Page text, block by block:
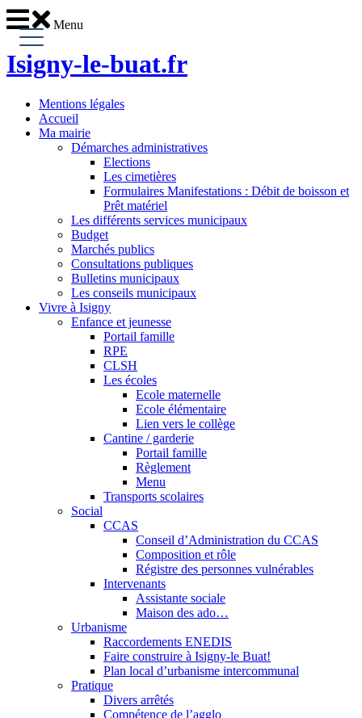
Menu
Isigny-le-buat.fr
Mentions légales
Accueil
Ma mairie
Démarches administratives
Elections
Les cimetières
Formulaires Manifestations : Débit de boisson et
Prêt matériel
Les différents services municipaux
Budget
Marchés publics
Consultations publiques
Bulletins municipaux
Les conseils municipaux
Vivre à Isigny
Enfance et jeunesse
Portail famille
RPE
CLSH
Les écoles
Ecole maternelle
Ecole élémentaire
Lien vers le collège
Cantine / garderie
Portail famille
Règlement
Menu
Transports scolaires
Social
CCAS
Conseil d’Administration du CCAS
Composition et rôle
Régistre des personnes vulnérables
Intervenants
Assistante sociale
Maison des ado…
Urbanisme
Raccordements ENEDIS
Faire construire à Isigny-le Buat!
Plan local d’urbanisme intercommunal
Pratique
Divers arrêtés
Compétence de l’agglo